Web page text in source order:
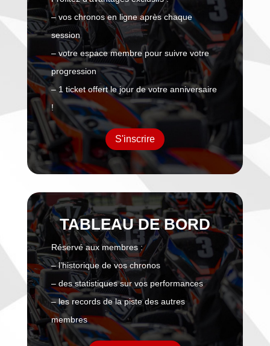
– vos chronos en ligne après chaque
session
– votre espace membre pour suivre votre
progression
– 1 ticket offert le jour de votre anniversaire
!
S'inscrire
TABLEAU DE BORD
Réservé aux membres :
– l’historique de vos chronos
– des statistiques sur vos performances
– les records de la piste des autres
membres